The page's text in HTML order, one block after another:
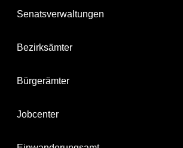
Senatsverwaltungen
Bezirksämter
Bürgerämter
Jobcenter